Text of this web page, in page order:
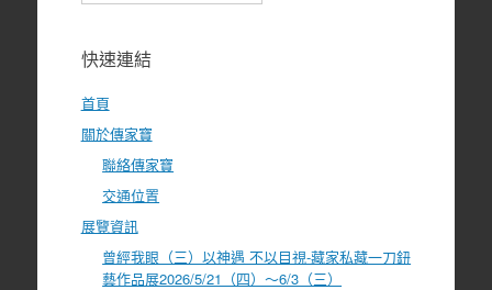
快速連結
首頁
關於傳家寶
聯絡傳家寶
交通位置
展覽資訊
曾經我眼（三）以神遇 不以目視-藏家私藏一刀鈕
藝作品展2026/5/21（四）～6/3（三）